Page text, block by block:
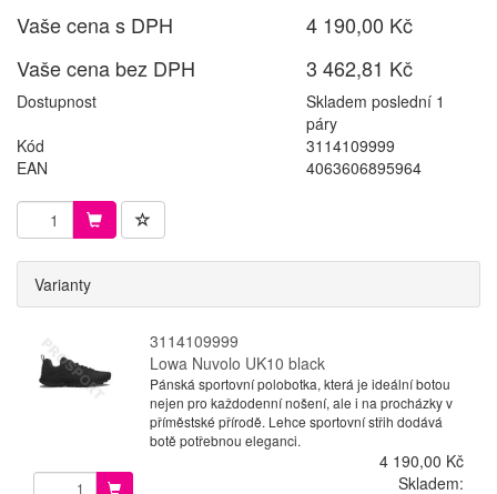
Vaše cena s DPH
4 190,00 Kč
Vaše cena bez DPH
3 462,81 Kč
Dostupnost
Skladem poslední 1
páry
Kód
3114109999
EAN
4063606895964
Varianty
3114109999
Lowa Nuvolo UK10 black
Pánská sportovní polobotka, která je ideální botou
nejen pro každodenní nošení, ale i na procházky v
příměstské přírodě. Lehce sportovní střih dodává
botě potřebnou eleganci.
4 190,00 Kč
Skladem: